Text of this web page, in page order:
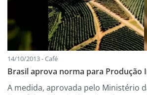
14/10/2013 - Café
Brasil aprova norma para Produção
A medida, aprovada pelo Ministério